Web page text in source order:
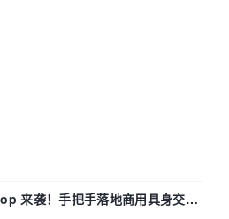
管道
来袭！手把手落地商用具身交互